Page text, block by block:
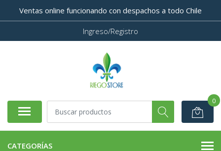
Ventas online funcionando con despachos a todo Chile
Ingreso/Registro
0
CATEGORÍAS